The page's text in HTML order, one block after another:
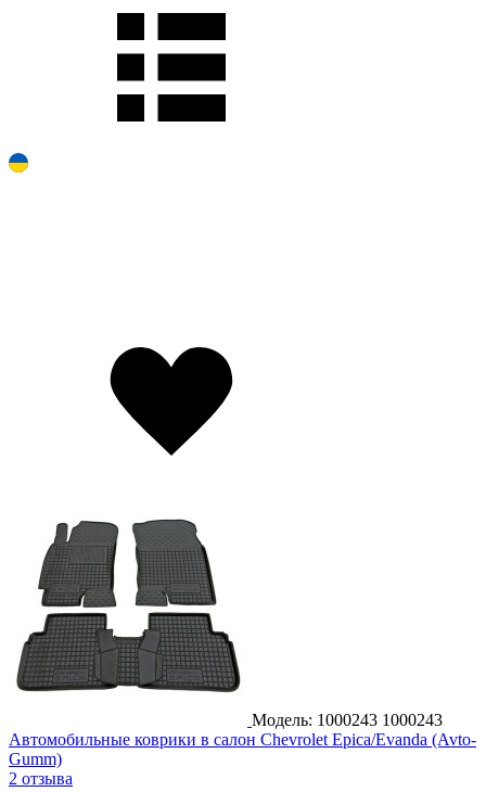
Модель: 1000243 1000243
Автомобильные коврики в салон Chevrolet Epica/Evanda (Avto-
Gumm)
2 отзыва